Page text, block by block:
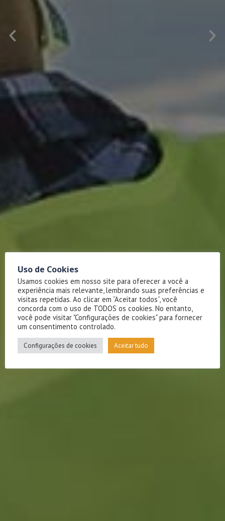
Uso de Cookies
Usamos cookies em nosso site para oferecer a você a
experiência mais relevante, lembrando suas preferências e
visitas repetidas. Ao clicar em “Aceitar todos”, você
concorda com o uso de TODOS os cookies. No entanto,
você pode visitar "Configurações de cookies" para fornecer
um consentimento controlado.
Configurações de cookies Aceitar tudo